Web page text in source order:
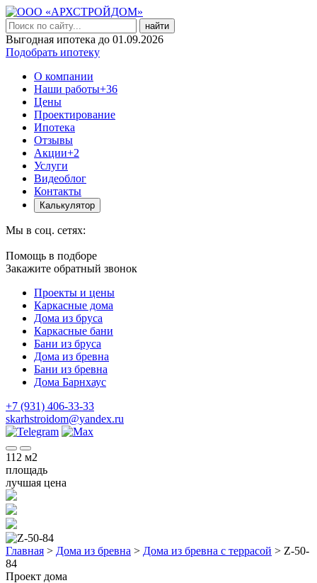
найти
Выгодная ипотека до 01.09.2026
Подобрать ипотеку
О компании
Наши работы+36
Цены
Проектирование
Ипотека
Отзывы
Акции+2
Услуги
Видеоблог
Контакты
Калькулятор
Мы в соц. сетях:
Помощь в подборе
Закажите обратный звонок
Проекты и цены
Каркасные дома
Дома из бруса
Каркасные бани
Бани из бруса
Дома из бревна
Бани из бревна
Дома Барнхаус
+7 (931) 406-33-33
skarhstroidom@yandex.ru
112 м2
площадь
лучшая цена
Главная > Дома из бревна > Дома из бревна с террасой > Z-50-
84
Проект дома